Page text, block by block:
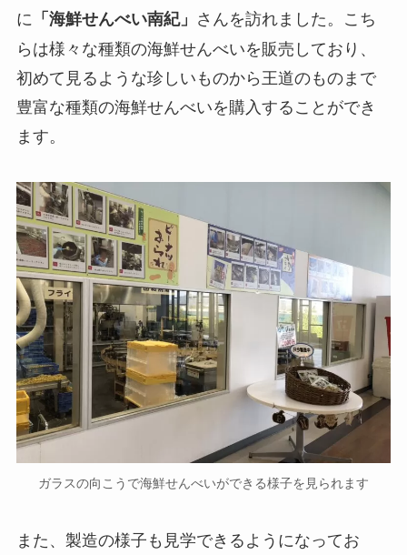
に 「海鮮せんべい南紀」 さんを訪れました。こち
らは様々な種類の海鮮せんべいを販売しており、
初めて見るような珍しいものから王道のものまで
豊富な種類の海鮮せんべいを購入することができ
ます。
ガラスの向こうで海鮮せんべいができる様子を見られます
また、製造の様子も見学できるようになってお